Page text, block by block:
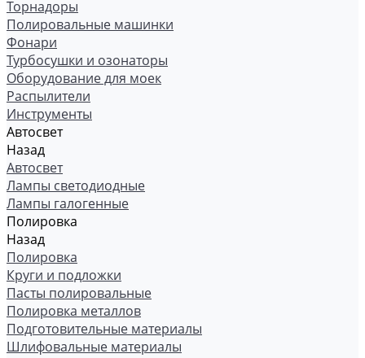
Торнадоры
Полировальные машинки
Фонари
Турбосушки и озонаторы
Оборудование для моек
Распылители
Инструменты
Автосвет
Назад
Автосвет
Лампы светодиодные
Лампы галогенные
Полировка
Назад
Полировка
Круги и подложки
Пасты полировальные
Полировка металлов
Подготовительные материалы
Шлифовальные материалы